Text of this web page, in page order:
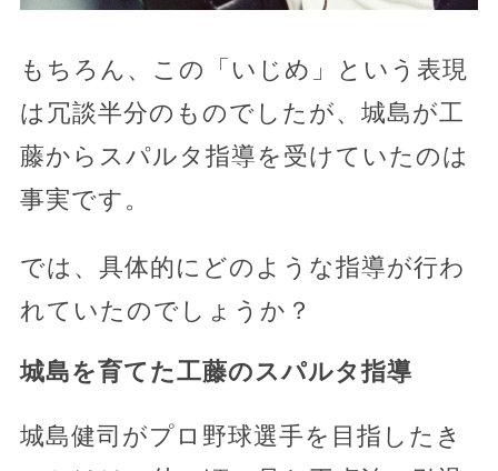
もちろん、この「いじめ」という表現
は冗談半分のものでしたが、城島が工
藤からスパルタ指導を受けていたのは
事実です。
では、具体的にどのような指導が行わ
れていたのでしょうか？
城島を育てた工藤のスパルタ指導
城島健司がプロ野球選手を目指したき